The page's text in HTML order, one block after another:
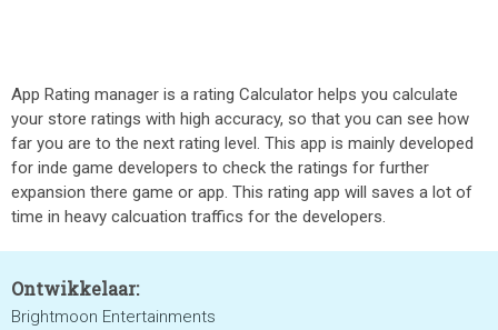
App Rating manager is a rating Calculator helps you calculate
your store ratings with high accuracy, so that you can see how
far you are to the next rating level. This app is mainly developed
for inde game developers to check the ratings for further
expansion there game or app. This rating app will saves a lot of
time in heavy calcuation traffics for the developers.
Ontwikkelaar:
Brightmoon Entertainments